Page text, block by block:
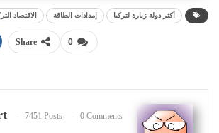
أكثر دولة زيارة لتركيا إمدادات الطاقة الاقتصاد
0
Share
7451 Posts 0 Comments